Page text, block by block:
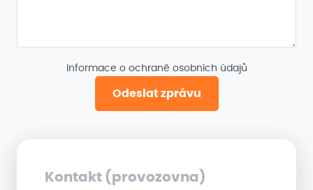
Informace o ochraně osobních údajů
Odeslat zprávu
Kontakt (provozovna)